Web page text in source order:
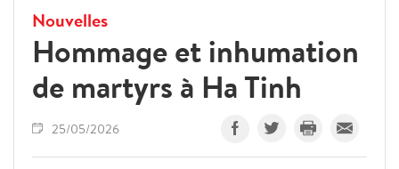
Nouvelles
Hommage et inhumation
de martyrs à Ha Tinh
25/05/2026